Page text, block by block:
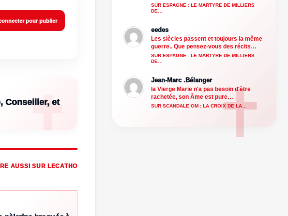
pour publier
Conseiller, et
AUSSI SUR LECATHO
SUR ESPAGNE : LE MARTYRE DE MILLIERS
DE…
eedes
Les siècles passent et toujours la même
guerre.. Que pensez-vous des récits…
SUR ESPAGNE : LE MARTYRE DE MILLIERS
DE…
Jean-Marc .Bélanger
la Vierge Marie n'a pas besoin d'être
rachetée, son Âme est pure…
SUR SCANDALE OM : LA CROIX DE LA…